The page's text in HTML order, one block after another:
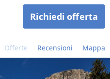
Richiedi offerta
Offerte Recensioni Mappa